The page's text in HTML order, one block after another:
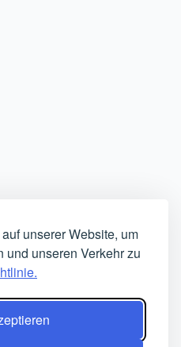
unserer Website, um
und unseren Verkehr zu